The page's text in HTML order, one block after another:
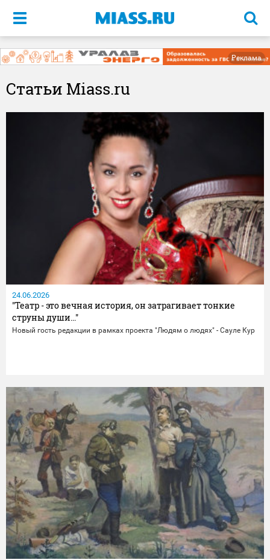
Меню
Реклама
Статьи Miass.ru
24.06.2026
"Театр - это вечная история, он затрагивает тонкие
струны души..."
Новый гость редакции в рамках проекта "Людям о людях" - Сауле Кур